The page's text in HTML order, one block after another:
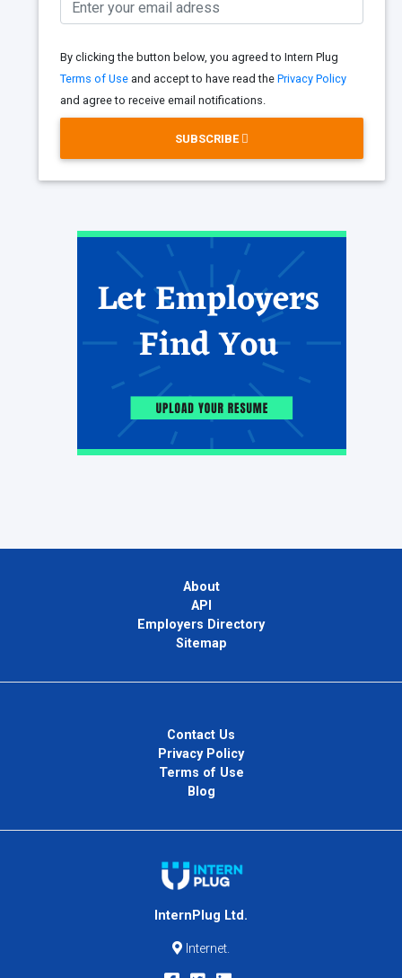
By clicking the button below, you agreed to Intern Plug
Terms of Use and accept to have read the Privacy Policy
and agree to receive email notifications.
SUBSCRIBE
About
API
Employers Directory
Sitemap
Contact Us
Privacy Policy
Terms of Use
Blog
InternPlug Ltd.
Internet.